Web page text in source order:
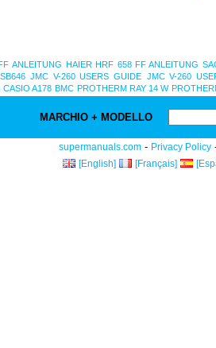
ANLEITUNG HAIER HRF 658 FF ANLEITUNG
JMC V-260 USERS GUIDE JMC V-260
CASIO A178 BMC PROTHERM RAY 14 W
MARCHIO + MODELLO
supermanuals.com - Privacy Policy
[English] [Français]